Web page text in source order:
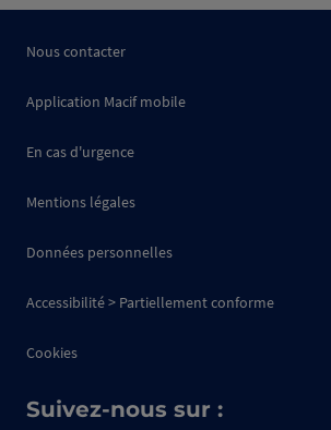
Nous contacter
Application Macif mobile
En cas d'urgence
Mentions légales
Données personnelles
Accessibilité > Partiellement conforme
Cookies
Suivez-nous sur :